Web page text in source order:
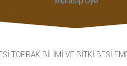
TOPRAK BİLİMİ VE BİTKİ